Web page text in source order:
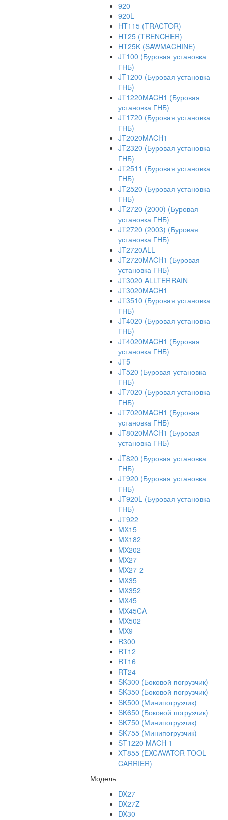
920
920L
HT115 (TRACTOR)
HT25 (TRENCHER)
HT25K (SAWMACHINE)
JT100 (Буровая установка
ГНБ)
JT1200 (Буровая установка
ГНБ)
JT1220MACH1 (Буровая
установка ГНБ)
JT1720 (Буровая установка
ГНБ)
JT2020MACH1
JT2320 (Буровая установка
ГНБ)
JT2511 (Буровая установка
ГНБ)
JT2520 (Буровая установка
ГНБ)
JT2720 (2000) (Буровая
установка ГНБ)
JT2720 (2003) (Буровая
установка ГНБ)
JT2720ALL
JT2720MACH1 (Буровая
установка ГНБ)
JT3020 ALLTERRAIN
JT3020MACH1
JT3510 (Буровая установка
ГНБ)
JT4020 (Буровая установка
ГНБ)
JT4020MACH1 (Буровая
установка ГНБ)
JT5
JT520 (Буровая установка
ГНБ)
JT7020 (Буровая установка
ГНБ)
JT7020MACH1 (Буровая
установка ГНБ)
JT8020MACH1 (Буровая
установка ГНБ)
JT820 (Буровая установка
ГНБ)
JT920 (Буровая установка
ГНБ)
JT920L (Буровая установка
ГНБ)
JT922
MX15
MX182
MX202
MX27
MX27-2
MX35
MX352
MX45
MX45CA
MX502
MX9
R300
RT12
RT16
RT24
SK300 (Боковой погрузчик)
SK350 (Боковой погрузчик)
SK500 (Минипогрузчик)
SK650 (Боковой погрузчик)
SK750 (Минипогрузчик)
SK755 (Минипогрузчик)
ST1220 MACH 1
XT855 (EXCAVATOR TOOL
CARRIER)
Модель
DX27
DX27Z
DX30